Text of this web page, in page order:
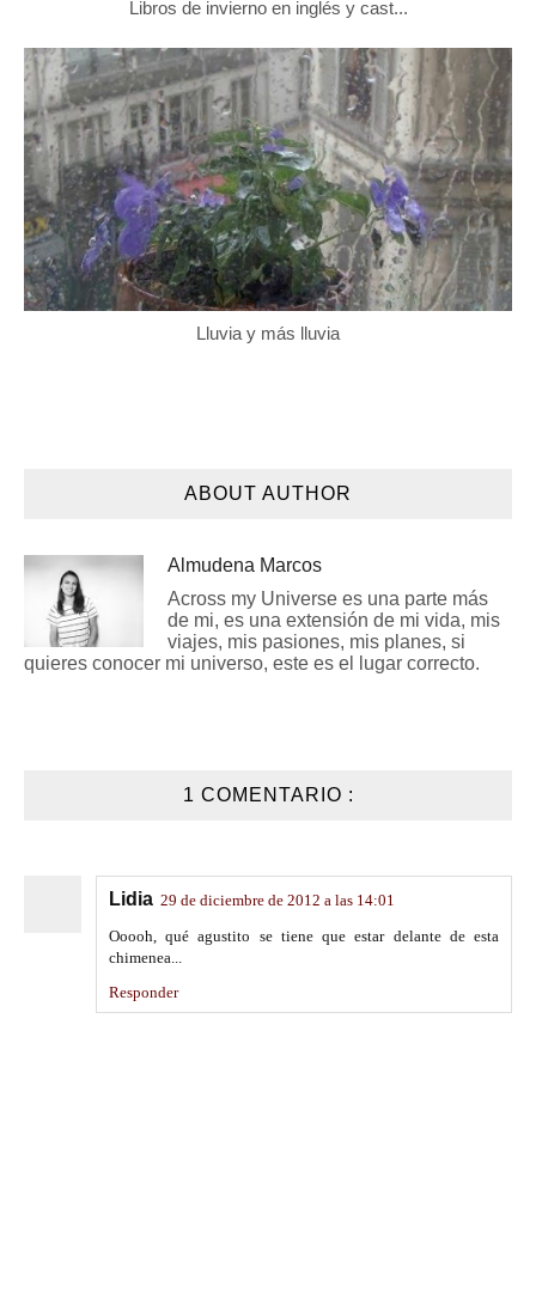
Libros de invierno en inglés y cast...
Lluvia y más lluvia
ABOUT AUTHOR
Almudena Marcos
Across my Universe es una parte más
de mi, es una extensión de mi vida, mis
viajes, mis pasiones, mis planes, si
quieres conocer mi universo, este es el lugar correcto.
1 COMENTARIO :
Lidia 29 de diciembre de 2012 a las 14:01
Ooooh, qué agustito se tiene que estar delante de esta
chimenea...
Responder